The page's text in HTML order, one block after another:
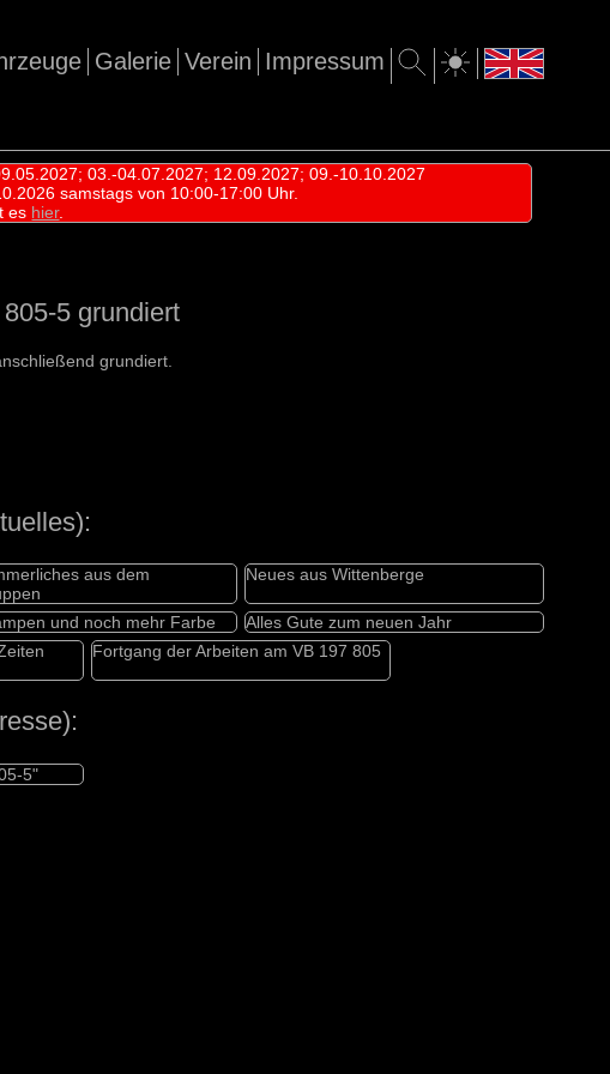
Impressum
Verein
Galerie
03.-04.07.2027; 12.09.2027; 09.-10.10.2027
samstags von 10:00-17:00 Uhr.
es hier.
5 grundiert
grundiert.
aus dem
Neues aus Wittenberge
und noch mehr Farbe
Alles Gute zum neuen Jahr
Fortgang der Arbeiten am VB 197 805
5"